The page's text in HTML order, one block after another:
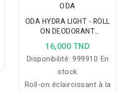
ODA
ODA HYDRA LIGHT - ROLL
ON DEODORANT
ECLAIRCISSANT 50ML
16,000 TND
Disponibilité: 999910 En
stock
Roll-on éclaircissant à la